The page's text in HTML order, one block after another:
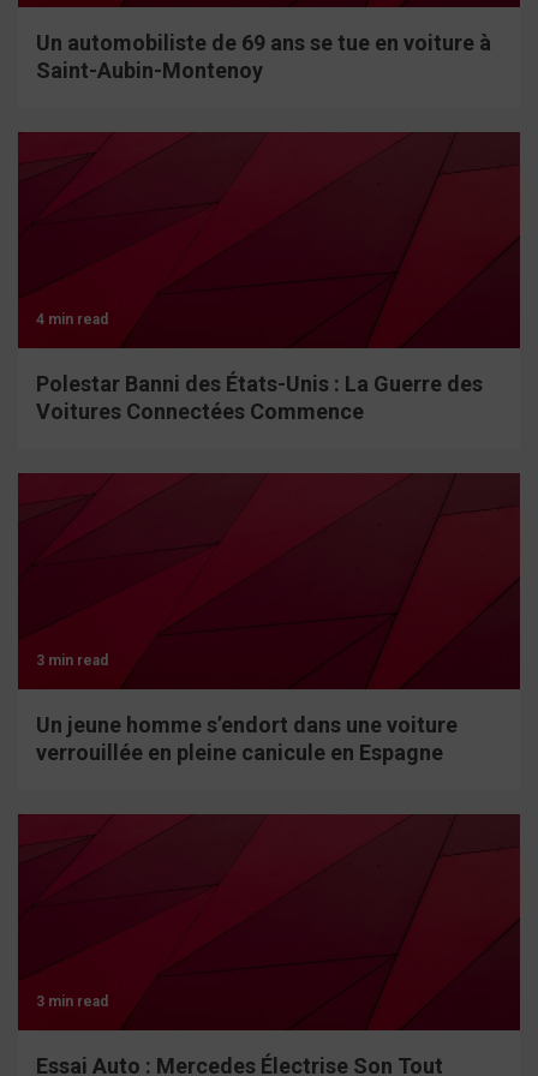
Un automobiliste de 69 ans se tue en voiture à
Saint-Aubin-Montenoy
4 min read
Polestar Banni des États-Unis : La Guerre des
Voitures Connectées Commence
3 min read
Un jeune homme s’endort dans une voiture
verrouillée en pleine canicule en Espagne
3 min read
Essai Auto : Mercedes Électrise Son Tout